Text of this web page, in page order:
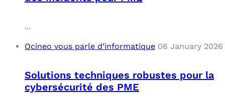
...
Ocineo vous parle d’informatique 06 January 2026
Solutions techniques robustes pour la
cybersécurité des PME